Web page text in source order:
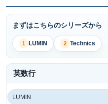
まずはこちらのシリーズから
1 LUMIN 2 Technics
英数行
LUMIN